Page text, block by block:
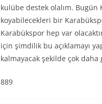
kulübe destek olalım. Bugün
koyabilecekleri bir
Karabükspor hep var
için şimdilik bu açıklamayı
kalmayacak şekilde çok daha
889